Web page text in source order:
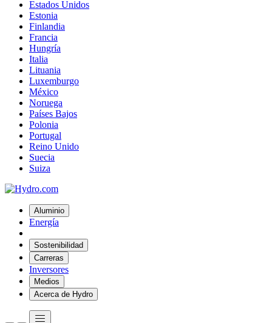
Estados Unidos
Estonia
Finlandia
Francia
Hungría
Italia
Lituania
Luxemburgo
México
Noruega
Países Bajos
Polonia
Portugal
Reino Unido
Suecia
Suiza
Aluminio
Energía
Sostenibilidad
Carreras
Inversores
Medios
Acerca de Hydro